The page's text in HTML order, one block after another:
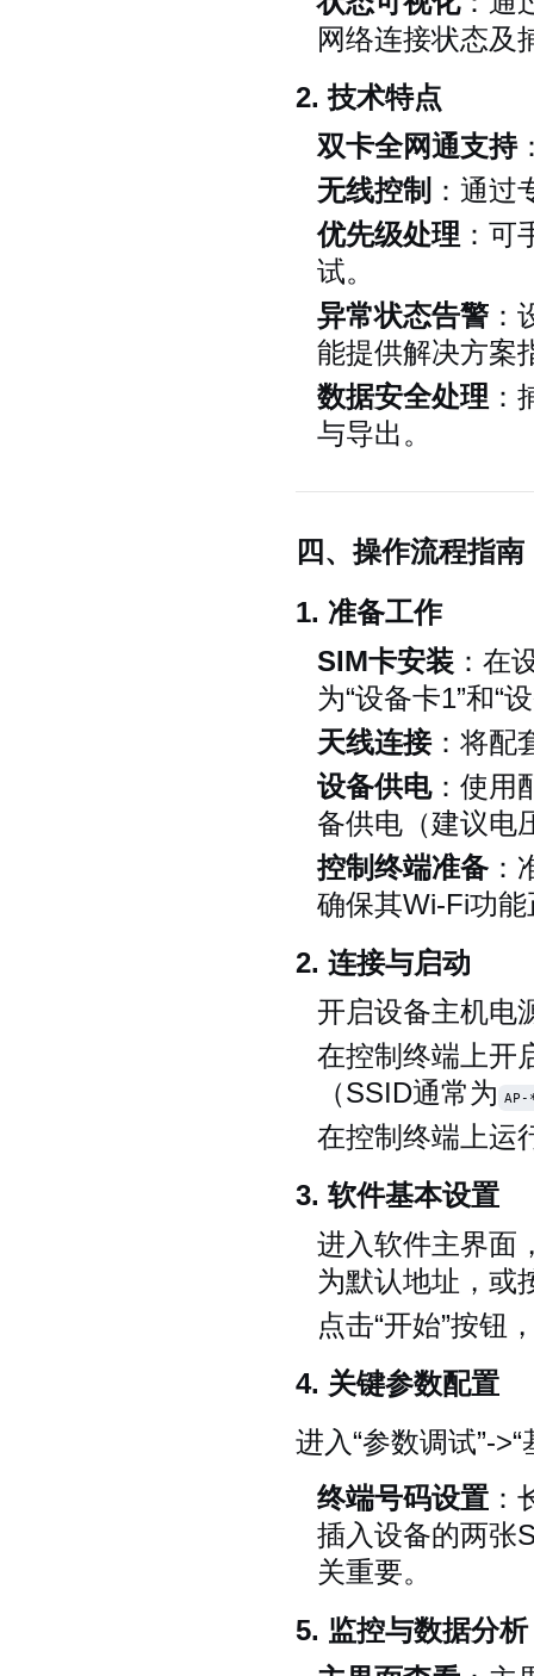
网络连接状态及
2. 技术特点
双卡全网通支持
无线控制 ：通
优先级处理 ：
试。
异常状态告警
能提供解决方案
数据安全处理
与导出。
四、操作流程指南
1. 准备工作
SIM卡安装 ：在
为“设备卡1”和“
天线连接：将配
设备供电：使用
备供电（建议电
控制终端准备
确保其Wi-Fi功能
2. 连接与启动
开启设备主机电
在控制终端上开
（SSID通常为
在控制终端上运
3. 软件基本设置
进入软件主界面
为默认地址，或
点击“开始”按钮
4. 关键参数配置
进入“参数调试”-
终端号码设置 ：
插入设备的两张
关重要。
5. 监控与数据分析